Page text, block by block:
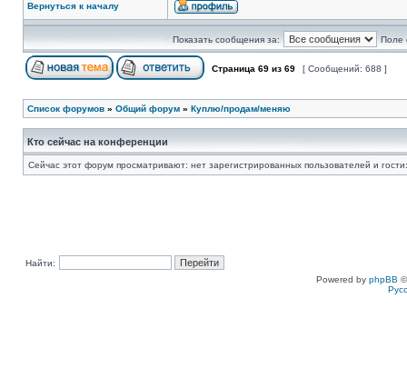
Вернуться к началу
Показать сообщения за: Поле
Страница 69 из 69 [ Сообщений: 688 ]
Список форумов » Общий форум » Куплю/продам/меняю
Кто сейчас на конференции
Сейчас этот форум просматривают: нет зарегистрированных пользователей и
Найти:
Powered by phpBB